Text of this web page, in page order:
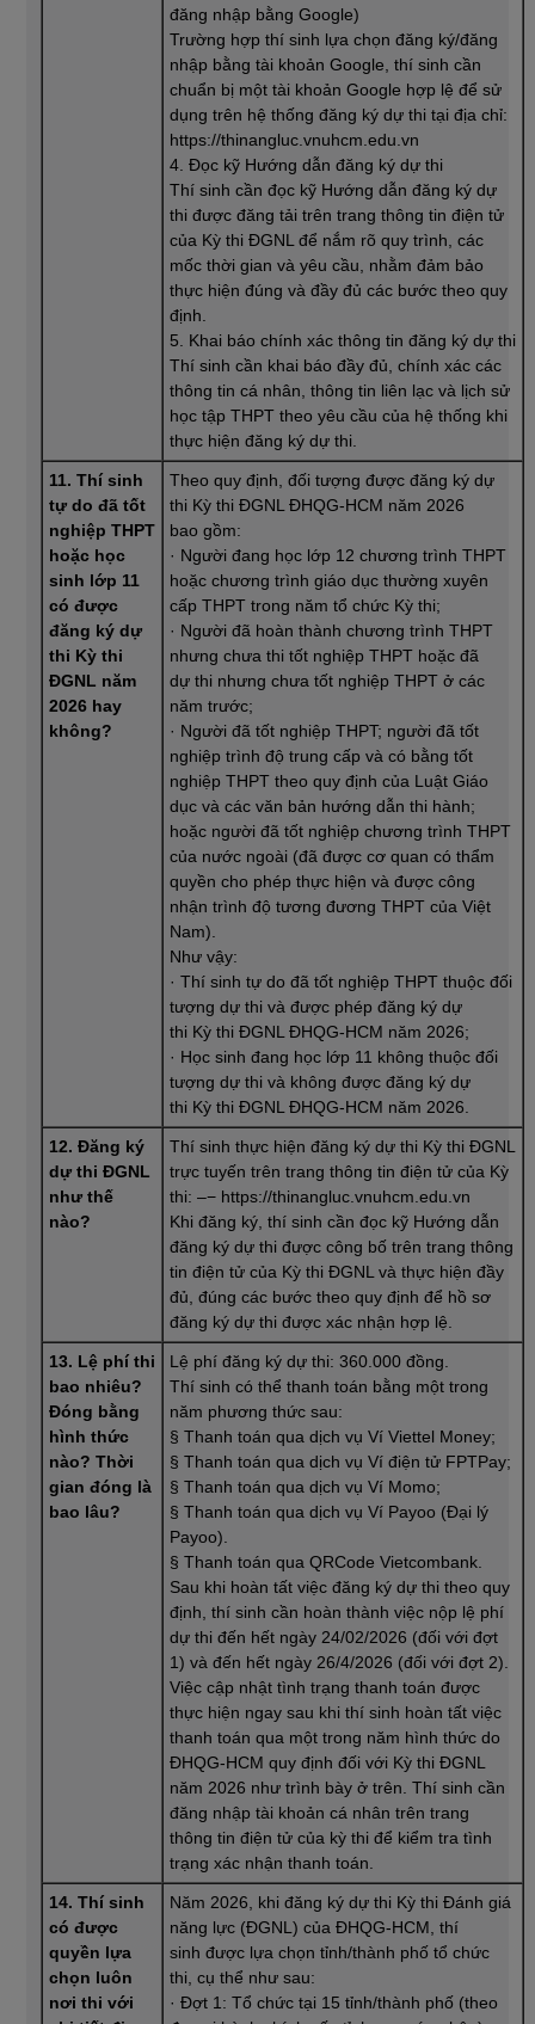
đăng nhập bằng Google)
Trường hợp thí sinh lựa chọn đăng ký/đăng
nhập bằng tài khoản Google, thí sinh cần
chuẩn bị một tài khoản Google hợp lệ để sử
dụng trên hệ thống đăng ký dự thi tại địa chỉ:
https://thinangluc.vnuhcm.edu.vn
4. Đọc kỹ Hướng dẫn đăng ký dự thi
Thí sinh cần đọc kỹ Hướng dẫn đăng ký dự
thi được đăng tải trên trang thông tin điện tử
của Kỳ thi ĐGNL để nắm rõ quy trình, các
mốc thời gian và yêu cầu, nhằm đảm bảo
thực hiện đúng và đầy đủ các bước theo quy
định.
5. Khai báo chính xác thông tin đăng ký dự thi
Thí sinh cần khai báo đầy đủ, chính xác các
thông tin cá nhân, thông tin liên lạc và lịch sử
học tập THPT theo yêu cầu của hệ thống khi
thực hiện đăng ký dự thi.
11. Thí sinh
tự do đã tốt
nghiệp THPT
hoặc học
sinh lớp 11
có được
đăng ký dự
thi Kỳ thi
ĐGNL năm
2026 hay
không?
Theo quy định, đối tượng được đăng ký dự
thi Kỳ thi ĐGNL ĐHQG-HCM năm 2026
bao gồm:
· Người đang học lớp 12 chương trình THPT
hoặc chương trình giáo dục thường xuyên
cấp THPT trong năm tổ chức Kỳ thi;
· Người đã hoàn thành chương trình THPT
nhưng chưa thi tốt nghiệp THPT hoặc đã
dự thi nhưng chưa tốt nghiệp THPT ở các
năm trước;
· Người đã tốt nghiệp THPT; người đã tốt
nghiệp trình độ trung cấp và có bằng tốt
nghiệp THPT theo quy định của Luật Giáo
dục và các văn bản hướng dẫn thi hành;
hoặc người đã tốt nghiệp chương trình THPT
của nước ngoài (đã được cơ quan có thẩm
quyền cho phép thực hiện và được công
nhận trình độ tương đương THPT của Việt
Nam).
Như vậy:
· Thí sinh tự do đã tốt nghiệp THPT thuộc đối
tượng dự thi và được phép đăng ký dự
thi Kỳ thi ĐGNL ĐHQG-HCM năm 2026;
· Học sinh đang học lớp 11 không thuộc đối
tượng dự thi và không được đăng ký dự
thi Kỳ thi ĐGNL ĐHQG-HCM năm 2026.
12. Đăng ký
dự thi ĐGNL
như thế
nào?
Thí sinh thực hiện đăng ký dự thi Kỳ thi ĐGNL
trực tuyến trên trang thông tin điện tử của Kỳ
thi: –− https://thinangluc.vnuhcm.edu.vn
Khi đăng ký, thí sinh cần đọc kỹ Hướng dẫn
đăng ký dự thi được công bố trên trang thông
tin điện tử của Kỳ thi ĐGNL và thực hiện đầy
đủ, đúng các bước theo quy định để hồ sơ
đăng ký dự thi được xác nhận hợp lệ.
13. Lệ phí thi
bao nhiêu?
Đóng bằng
hình thức
nào? Thời
gian đóng là
bao lâu?
Lệ phí đăng ký dự thi: 360.000 đồng.
Thí sinh có thể thanh toán bằng một trong
năm phương thức sau:
§ Thanh toán qua dịch vụ Ví Viettel Money;
§ Thanh toán qua dịch vụ Ví điện tử FPTPay;
§ Thanh toán qua dịch vụ Ví Momo;
§ Thanh toán qua dịch vụ Ví Payoo (Đại lý
Payoo).
§ Thanh toán qua QRCode Vietcombank.
Sau khi hoàn tất việc đăng ký dự thi theo quy
định, thí sinh cần hoàn thành việc nộp lệ phí
dự thi đến hết ngày 24/02/2026 (đối với đợt
1) và đến hết ngày 26/4/2026 (đối với đợt 2).
Việc cập nhật tình trạng thanh toán được
thực hiện ngay sau khi thí sinh hoàn tất việc
thanh toán qua một trong năm hình thức do
ĐHQG-HCM quy định đối với Kỳ thi ĐGNL
năm 2026 như trình bày ở trên. Thí sinh cần
đăng nhập tài khoản cá nhân trên trang
thông tin điện tử của kỳ thi để kiểm tra tình
trạng xác nhận thanh toán.
14. Thí sinh
có được
quyền lựa
chọn luôn
nơi thi với
Năm 2026, khi đăng ký dự thi Kỳ thi Đánh giá
năng lực (ĐGNL) của ĐHQG-HCM, thí
sinh được lựa chọn tỉnh/thành phố tổ chức
thi, cụ thể như sau:
· Đợt 1: Tổ chức tại 15 tỉnh/thành phố (theo